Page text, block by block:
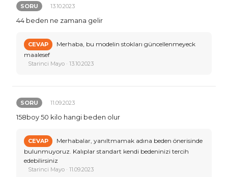
SORU 13.10.2023
44 beden ne zamana gelir
CEVAP
Merhaba, bu modelin stokları güncellenmeyeck
maalesef
Starinci Mayo · 13.10.2023
SORU 11.09.2023
158boy 50 kilo hangi beden olur
CEVAP
Merhabalar, yanıltmamak adına beden önerisinde
bulunmuyoruz. Kalıplar standart kendi bedeninizi tercih
edebilirsiniz
Starinci Mayo · 11.09.2023